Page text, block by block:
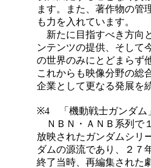
ます。また、著作物の管
も力を入れています。
新たに目指すべき方向
ンテンツの提供、そして
の世界のみにとどまらず
これからも映像分野の総
企業として更なる発展を
※4 「機動戦士ガンダム
ＮＢＮ・ＡＮＢ系列で
放映されたガンダムシリ
ダムの源流であり、２７
終了当時、再編集された